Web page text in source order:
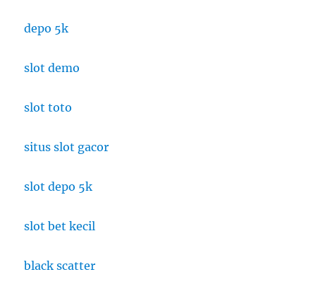
depo 5k
slot demo
slot toto
situs slot gacor
slot depo 5k
slot bet kecil
black scatter